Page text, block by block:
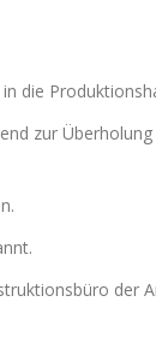
die
zur
der